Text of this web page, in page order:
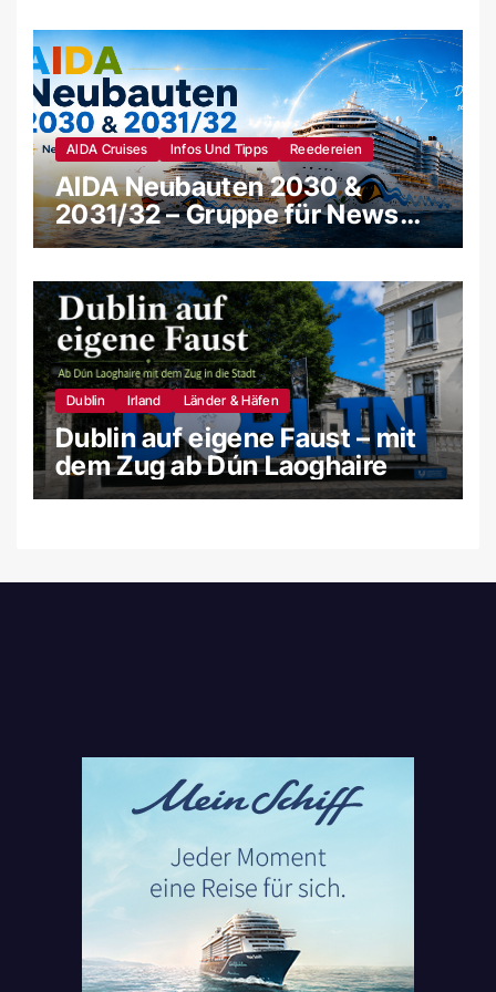
AIDA Cruises Infos Und Tipps Reedereien
AIDA Neubauten 2030 &
2031/32 – Gruppe für News
und Gerüchte
Dublin Irland Länder & Häfen
Dublin auf eigene Faust – mit
dem Zug ab Dún Laoghaire